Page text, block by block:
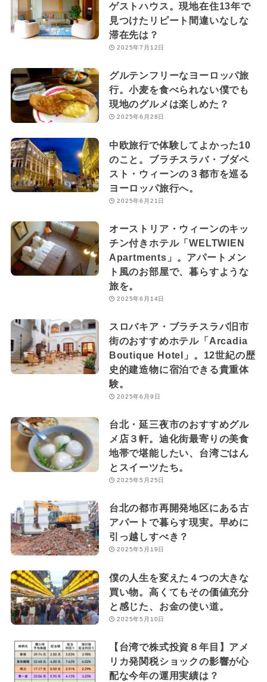
ゲストハウス。現地在住13年で
見つけたリピート間違いなしな
滞在先は？
2025年7月12日
グルテンフリーなヨーロッパ旅
行。小麦を食べられない僕でも
現地のグルメは楽しめた？
2025年6月28日
中欧旅行で体験してよかった10
のこと。ブラチスラバ・ブダペ
スト・ウィーンの３都市を巡る
ヨーロッパ旅行へ。
2025年6月21日
オーストリア・ウィーンのキッ
チン付きホテル「WELTWIEN
Apartments」。アパートメン
ト風のお部屋で、暮らすような
旅を。
2025年6月14日
スロバキア・ブラチスラバ旧市
街のおすすめホテル「Arcadia
Boutique Hotel」。12世紀の歴
史的建造物に宿泊できる貴重体
験。
2025年6月9日
台北・延三夜市のおすすめグル
メ店３軒。迪化街最寄りの美食
地帯で堪能したい、台湾ごはん
とスイーツたち。
2025年5月25日
台北の都市再開発地区にある古
アパートで暮らす現実。早めに
引っ越しすべき？
2025年5月19日
僕の人生を変えた４つの大きな
買い物。高くてもその価値充分
と感じた、お金の使い道。
2025年5月10日
【台湾で株式投資８年目】アメ
リカ発関税ショックの影響が心
配な今年の運用実績は？